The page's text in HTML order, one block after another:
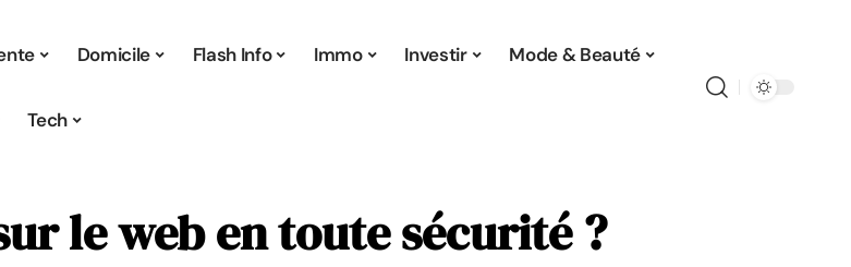
Domicile Flash Info Immo Investir Mode & Beauté
Tech
le web en toute sécurité ?